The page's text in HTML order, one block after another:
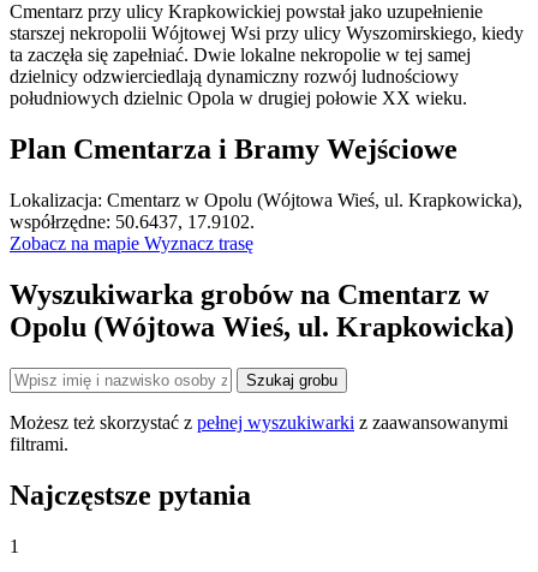
Cmentarz przy ulicy Krapkowickiej powstał jako uzupełnienie
starszej nekropolii Wójtowej Wsi przy ulicy Wyszomirskiego, kiedy
ta zaczęła się zapełniać. Dwie lokalne nekropolie w tej samej
dzielnicy odzwierciedlają dynamiczny rozwój ludnościowy
południowych dzielnic Opola w drugiej połowie XX wieku.
Plan Cmentarza i Bramy Wejściowe
Cmentarz w Opolu (Wójtowa Wieś, ul. Krapkowicka)
×
+
−
Lokalizacja: Cmentarz w Opolu (Wójtowa Wieś, ul. Krapkowicka),
współrzędne: 50.6437, 17.9102.
Zobacz na mapie Wyznacz trasę
Wyszukiwarka grobów na Cmentarz w
Opolu (Wójtowa Wieś, ul. Krapkowicka)
Szukaj grobu
Możesz też skorzystać z pełnej wyszukiwarki z zaawansowanymi
filtrami.
Najczęstsze pytania
1